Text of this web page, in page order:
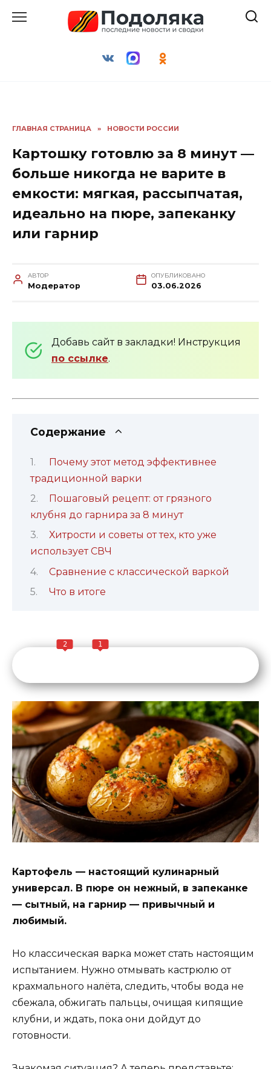
ГЛАВНАЯ СТРАНИЦА » НОВОСТИ РОССИИ
Картошку готовлю за 8 минут —
больше никогда не варите в
емкости: мягкая, рассыпчатая,
идеально на пюре, запеканку
или гарнир
АВТОР
Модератор
ОПУБЛИКОВАНО
03.06.2026
Добавь сайт в закладки! Инструкция
по ссылке.
Содержание
Почему этот метод эффективнее
традиционной варки
Пошаговый рецепт: от грязного
клубня до гарнира за 8 минут
Хитрости и советы от тех, кто уже
использует СВЧ
Сравнение с классической варкой
Что в итоге
2 1
Картофель — настоящий кулинарный
универсал. В пюре он нежный, в запеканке
— сытный, на гарнир — привычный и
любимый.
Но классическая варка может стать настоящим
испытанием. Нужно отмывать кастрюлю от
крахмального налёта, следить, чтобы вода не
сбежала, обжигать пальцы, очищая кипящие
клубни, и ждать, пока они дойдут до
готовности.